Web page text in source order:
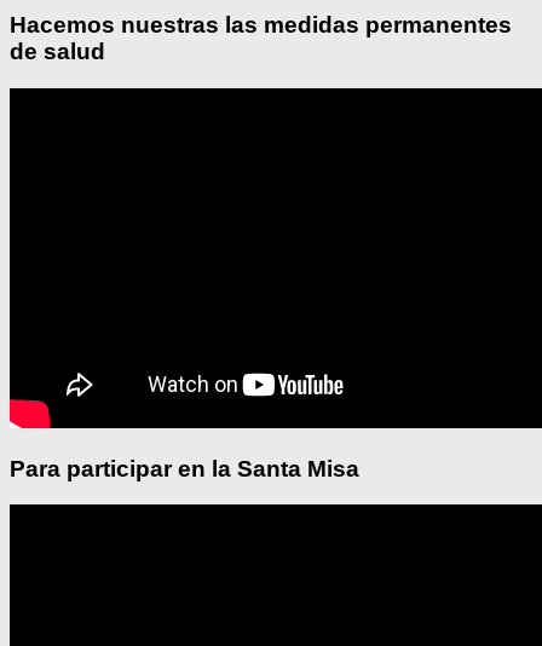
Hacemos nuestras las medidas permanentes
de salud
Para participar en la Santa Misa